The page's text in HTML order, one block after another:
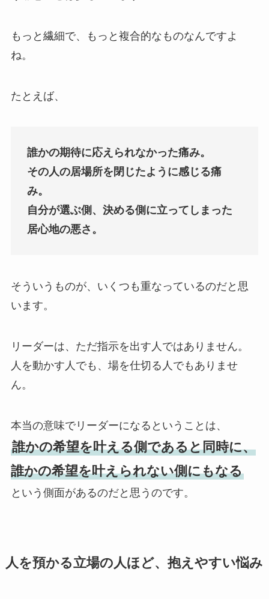
もっと繊細で、もっと複合的なものなんですよ
ね。
たとえば、
誰かの期待に応えられなかった痛み。
その人の居場所を閉じたように感じる痛
み。
自分が選ぶ側、決める側に立ってしまった
居心地の悪さ。
そういうものが、いくつも重なっているのだと思
います。
リーダーは、ただ指示を出す人ではありません。
人を動かす人でも、場を仕切る人でもありませ
ん。
本当の意味でリーダーになるということは、
誰かの希望を叶える側であると同時に、
誰かの希望を叶えられない側にもなる
という側面があるのだと思うのです。
人を預かる立場の人ほど、抱えやすい悩み